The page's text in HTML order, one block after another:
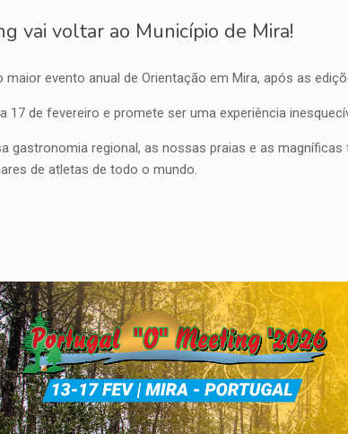
vai voltar ao Município de Mira!
evento anual de Orientação em Mira, após as
17 de fevereiro e promete ser uma experiência
gastronomia regional, as nossas praias e as magníficas
de atletas de todo o mundo.